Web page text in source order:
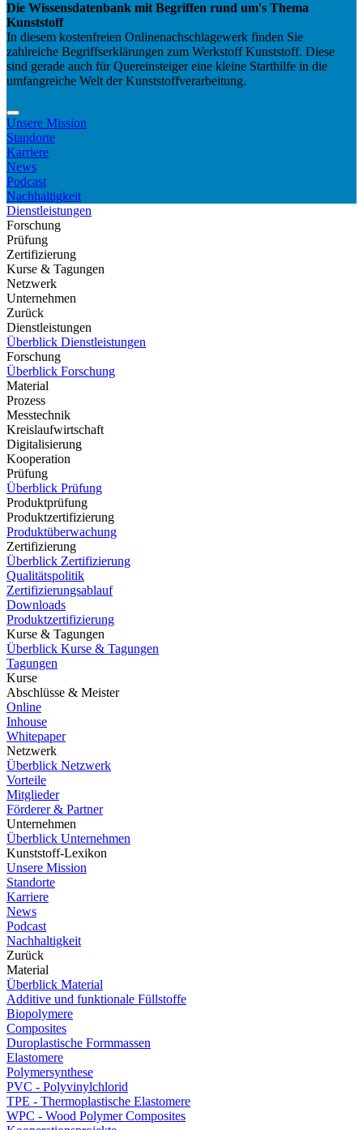
Die Wissensdatenbank mit Begriffen rund um's Thema
Kunststoff
In diesem kostenfreien Onlinenachschlagewerk finden Sie
zahlreiche Begriffserklärungen zum Werkstoff Kunststoff. Diese
sind gerade auch für Quereinsteiger eine kleine Starthilfe in die
umfangreiche Welt der Kunststoffverarbeitung.
Unsere Mission
Standorte
Karriere
News
Podcast
Nachhaltigkeit
Dienstleistungen
Forschung
Prüfung
Zertifizierung
Kurse & Tagungen
Netzwerk
Unternehmen
Zurück
Dienstleistungen
Überblick Dienstleistungen
Forschung
Überblick Forschung
Material
Prozess
Messtechnik
Kreislaufwirtschaft
Digitalisierung
Kooperation
Prüfung
Überblick Prüfung
Produktprüfung
Produktzertifizierung
Produktüberwachung
Zertifizierung
Überblick Zertifizierung
Qualitätspolitik
Zertifizierungsablauf
Downloads
Produktzertifizierung
Kurse & Tagungen
Überblick Kurse & Tagungen
Tagungen
Kurse
Abschlüsse & Meister
Online
Inhouse
Whitepaper
Netzwerk
Überblick Netzwerk
Vorteile
Mitglieder
Förderer & Partner
Unternehmen
Überblick Unternehmen
Kunststoff-Lexikon
Unsere Mission
Standorte
Karriere
News
Podcast
Nachhaltigkeit
Zurück
Material
Überblick Material
Additive und funktionale Füllstoffe
Biopolymere
Composites
Duroplastische Formmassen
Elastomere
Polymersynthese
PVC - Polyvinylchlorid
TPE - Thermoplastische Elastomere
WPC - Wood Polymer Composites